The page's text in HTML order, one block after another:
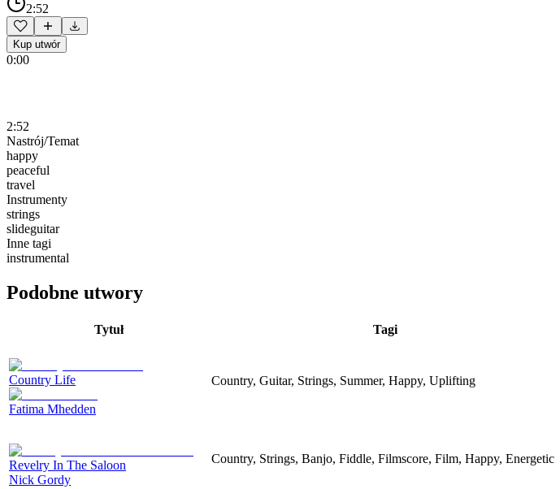
2:52
Kup utwór
0:00
2:52
Nastrój/Temat
happy
peaceful
travel
Instrumenty
strings
slideguitar
Inne tagi
instrumental
Podobne utwory
Tytuł Tagi
Country Life
Fatima Mhedden
Country, Guitar, Strings, Summer, Happy, Uplifting
Revelry In The Saloon
Nick Gordy
Country, Strings, Banjo, Fiddle, Filmscore, Film, Happy, Energetic